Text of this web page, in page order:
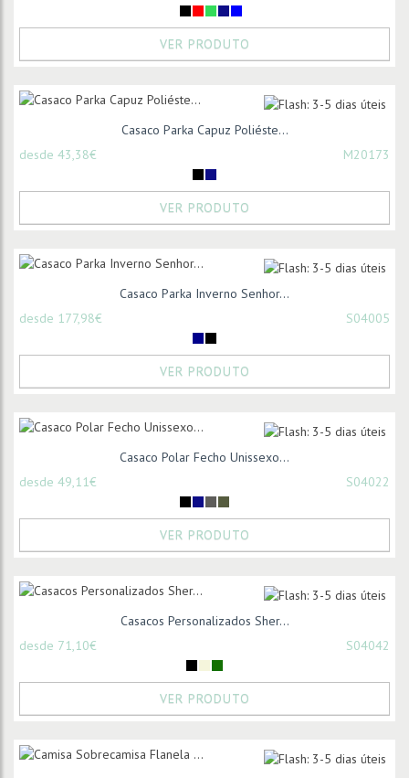
VER PRODUTO
Casaco Parka Capuz Poliéste...
desde 43,38€
M20173
VER PRODUTO
Casaco Parka Inverno Senhor...
desde 177,98€
S04005
VER PRODUTO
Casaco Polar Fecho Unissexo...
desde 49,11€
S04022
VER PRODUTO
Casacos Personalizados Sher...
desde 71,10€
S04042
VER PRODUTO